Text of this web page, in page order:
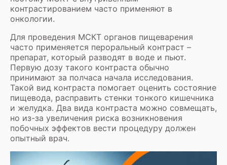
контрастированием часто применяют в
онкологии.
Для проведения МСКТ органов пищеварения
часто применяется пероральный контраст –
препарат, который разводят в воде и пьют.
Первую дозу такого контраста обычно
принимают за полчаса начала исследования.
Такой вид контраста помогает оценить состояние
пищевода, расправить стенки тонкого кишечника
и желудка. Два вида контраста можно совмещать,
но из-за увеличения риска возникновения
побочных эффектов вести процедуру должен
опытный врач.